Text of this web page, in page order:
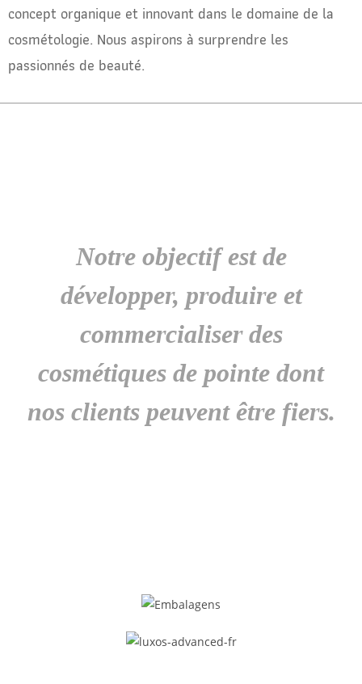
concept organique et innovant dans le domaine de la
cosmétologie. Nous aspirons à surprendre les
passionnés de beauté.
Notre objectif est de
développer, produire et
commercialiser des
cosmétiques de pointe dont
nos clients peuvent être fiers.